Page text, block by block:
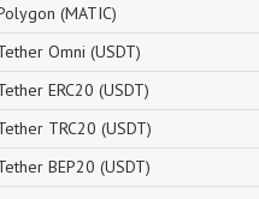
(MATIC)
Omni (USDT)
ERC20 (USDT)
TRC20 (USDT)
BEP20 (USDT)